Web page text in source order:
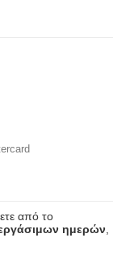
από το
ημερών